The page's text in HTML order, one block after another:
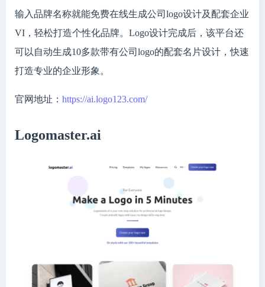
输入品牌名称就能免费在线生成公司logo设计及配套企业
VI，轻松打造个性化品牌。Logo设计完成后，该平台还
可以自动生成10多款带有公司logo的配套名片设计，快速
打造专业的企业形象。
官网地址： https://ai.logo123.com/
Logomaster.ai